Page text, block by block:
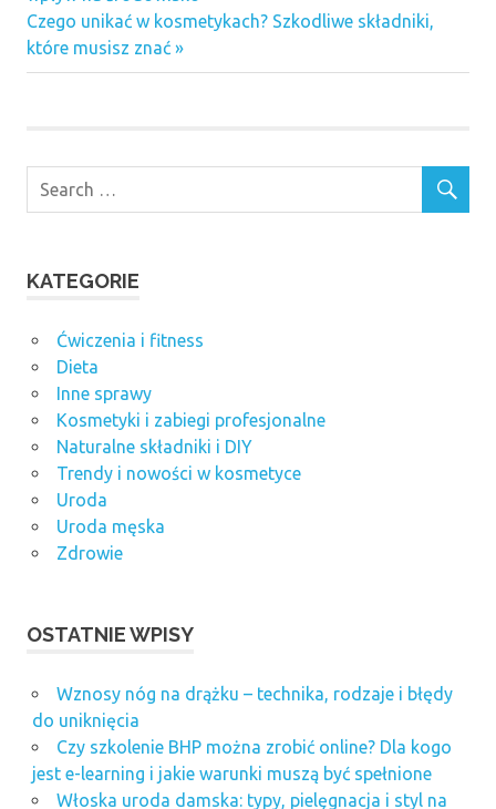
wpisu
Next
Post:
Czego unikać w kosmetykach? Szkodliwe składniki,
które musisz znać
KATEGORIE
Ćwiczenia i fitness
Dieta
Inne sprawy
Kosmetyki i zabiegi profesjonalne
Naturalne składniki i DIY
Trendy i nowości w kosmetyce
Uroda
Uroda męska
Zdrowie
OSTATNIE WPISY
Wznosy nóg na drążku – technika, rodzaje i błędy
do uniknięcia
Czy szkolenie BHP można zrobić online? Dla kogo
jest e-learning i jakie warunki muszą być spełnione
Włoska uroda damska: typy, pielęgnacja i styl na